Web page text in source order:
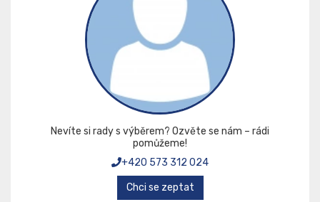
Nevíte si rady s výběrem? Ozvěte se nám – rádi
pomůžeme!
+420 573 312 024
Chci se zeptat